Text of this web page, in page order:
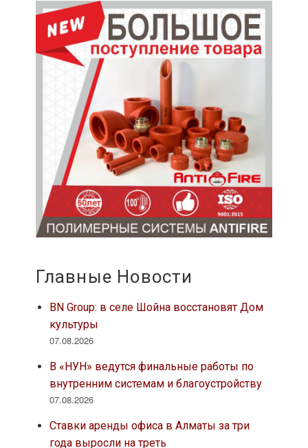
Главные Новости
BN Group: в селе Шойна восстановят Дом
культуры
07.08.2026
В «НУН» ведутся финальные работы по
внутренним системам и благоустройству
07.08.2026
Ставки аренды офиса в Алматы за три
года выросли на треть